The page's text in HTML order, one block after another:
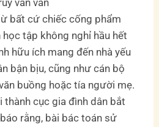
bất cứ chiếc cống phẩm
tập không nghỉ hầu hết
hữu ích mang đến nhà yếu
bận bịu, cũng như cán bộ
buồng hoặc tía người mẹ.
thành cục gia đình dân bắt
rằng, bài bác toán sử